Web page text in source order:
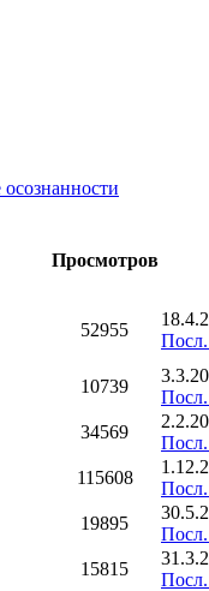
Просмотров
52955
10739
34569
115608
19895
15815